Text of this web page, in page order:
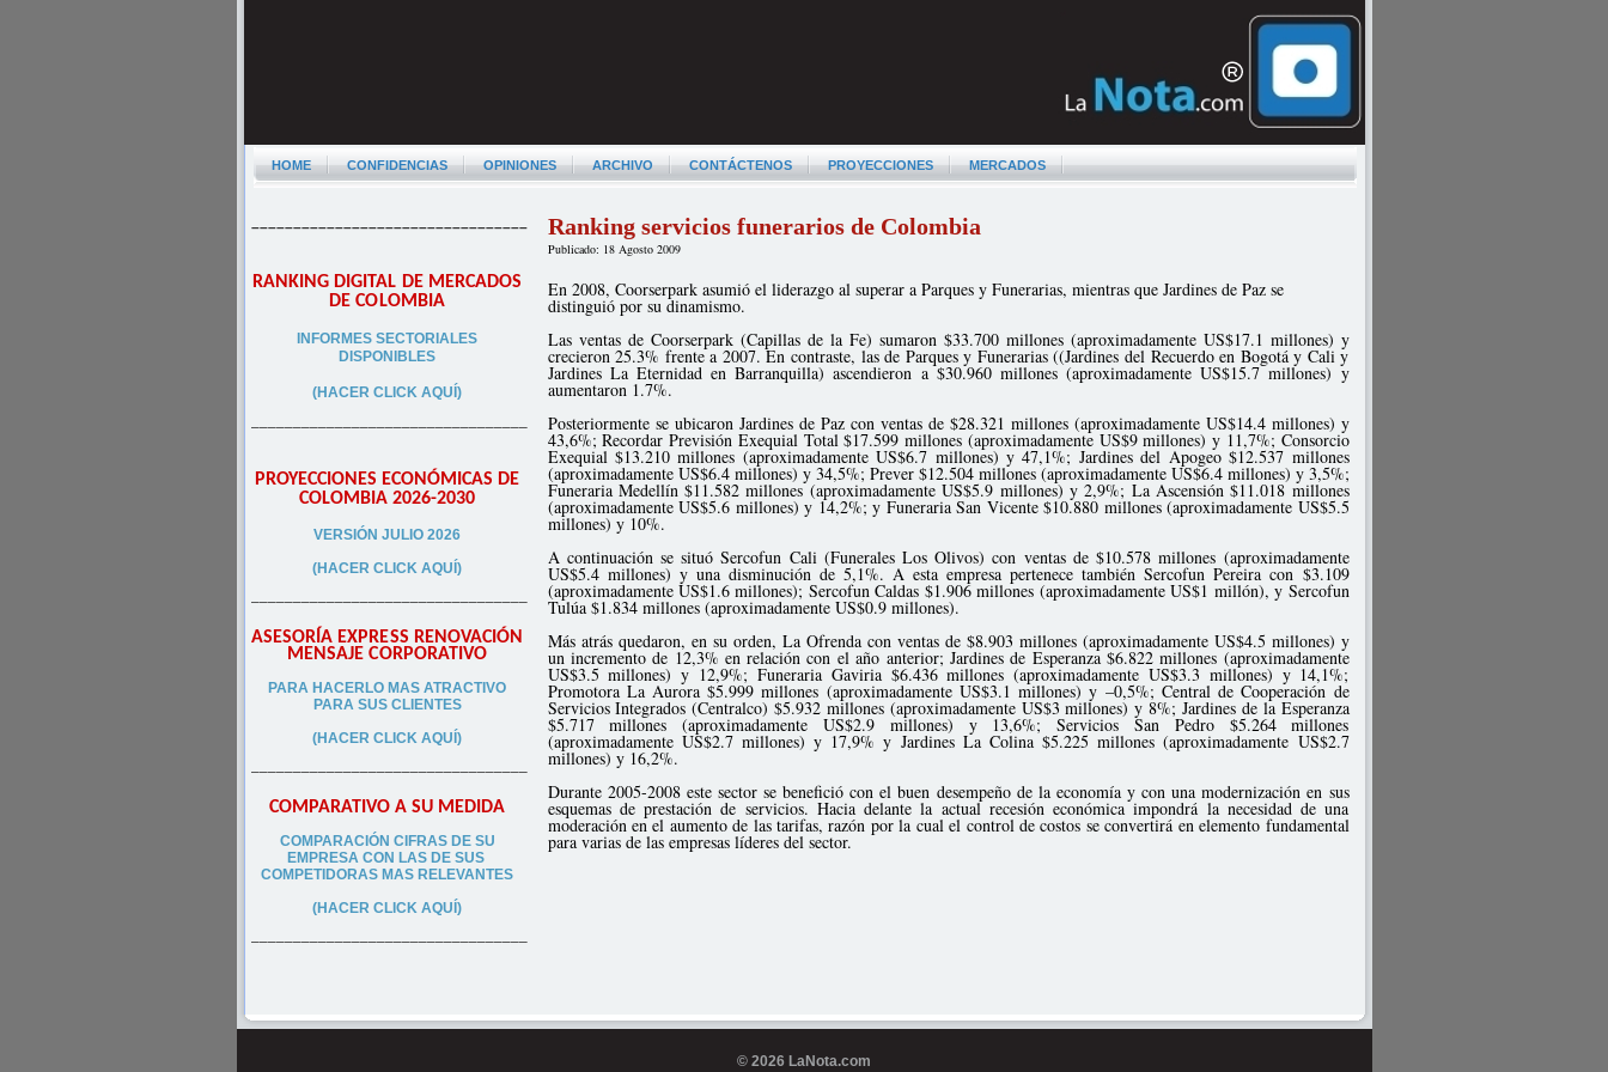
HOME CONFIDENCIAS OPINIONES ARCHIVO CONTÁCTENOS PROYECCIONES MERCADOS
–––––––––––––––––––––––––––––––––
RANKING DIGITAL DE MERCADOS
DE COLOMBIA
INFORMES SECTORIALES
DISPONIBLES
(HACER CLICK AQUÍ)
–––––––––––––––––––––––––––––––––
PROYECCIONES ECONÓMICAS DE
COLOMBIA 2026-2030
VERSIÓN JULIO 2026
(HACER CLICK AQUÍ)
–––––––––––––––––––––––––––––––––
ASESORÍA EXPRESS RENOVACIÓN
MENSAJE CORPORATIVO
PARA HACERLO MAS ATRACTIVO
PARA SUS CLIENTES
(HACER CLICK AQUÍ)
–––––––––––––––––––––––––––––––––
COMPARATIVO A SU MEDIDA
COMPARACIÓN CIFRAS DE SU
EMPRESA CON LAS DE SUS
COMPETIDORAS MAS RELEVANTES
(HACER CLICK AQUÍ)
–––––––––––––––––––––––––––––––––
Ranking servicios funerarios de Colombia
Publicado: 18 Agosto 2009
En 2008, Coorserpark asumió el liderazgo al superar a Parques y Funerarias, mientras que Jardines de Paz se
distinguió por su dinamismo.
Las ventas de Coorserpark (Capillas de la Fe) sumaron $33.700 millones (aproximadamente US$17.1 millones) y
crecieron 25.3% frente a 2007. En contraste, las de Parques y Funerarias ((Jardines del Recuerdo en Bogotá y Cali y
Jardines La Eternidad en Barranquilla) ascendieron a $30.960 millones (aproximadamente US$15.7 millones) y
aumentaron 1.7%.
Posteriormente se ubicaron Jardines de Paz con ventas de $28.321 millones (aproximadamente US$14.4 millones) y
43,6%; Recordar Previsión Exequial Total $17.599 millones (aproximadamente US$9 millones) y 11,7%; Consorcio
Exequial $13.210 millones (aproximadamente US$6.7 millones) y 47,1%; Jardines del Apogeo $12.537 millones
(aproximadamente US$6.4 millones) y 34,5%; Prever $12.504 millones (aproximadamente US$6.4 millones) y 3,5%;
Funeraria Medellín $11.582 millones (aproximadamente US$5.9 millones) y 2,9%; La Ascensión $11.018 millones
(aproximadamente US$5.6 millones) y 14,2%; y Funeraria San Vicente $10.880 millones (aproximadamente US$5.5
millones) y 10%.
A continuación se situó Sercofun Cali (Funerales Los Olivos) con ventas de $10.578 millones (aproximadamente
US$5.4 millones) y una disminución de 5,1%. A esta empresa pertenece también Sercofun Pereira con $3.109
(aproximadamente US$1.6 millones); Sercofun Caldas $1.906 millones (aproximadamente US$1 millón), y Sercofun
Tulúa $1.834 millones (aproximadamente US$0.9 millones).
Más atrás quedaron, en su orden, La Ofrenda con ventas de $8.903 millones (aproximadamente US$4.5 millones) y
un incremento de 12,3% en relación con el año anterior; Jardines de Esperanza $6.822 millones (aproximadamente
US$3.5 millones) y 12,9%; Funeraria Gaviria $6.436 millones (aproximadamente US$3.3 millones) y 14,1%;
Promotora La Aurora $5.999 millones (aproximadamente US$3.1 millones) y –0,5%; Central de Cooperación de
Servicios Integrados (Centralco) $5.932 millones (aproximadamente US$3 millones) y 8%; Jardines de la Esperanza
$5.717 millones (aproximadamente US$2.9 millones) y 13,6%; Servicios San Pedro $5.264 millones
(aproximadamente US$2.7 millones) y 17,9% y Jardines La Colina $5.225 millones (aproximadamente US$2.7
millones) y 16,2%.
Durante 2005-2008 este sector se benefició con el buen desempeño de la economía y con una modernización en sus
esquemas de prestación de servicios. Hacia delante la actual recesión económica impondrá la necesidad de una
moderación en el aumento de las tarifas, razón por la cual el control de costos se convertirá en elemento fundamental
para varias de las empresas líderes del sector.
© 2026 LaNota.com